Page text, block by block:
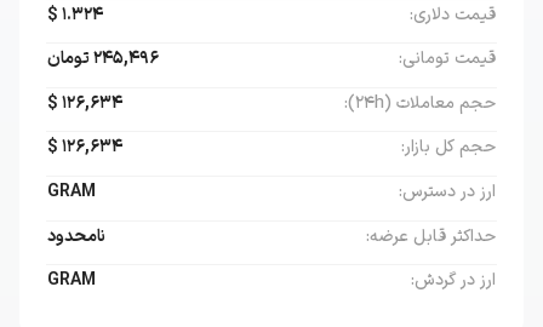
قیمت دلاری:
1.324
$
قیمت تومانی:
245,496تومان
حجم معاملات (۲۴h):
126,634
$
حجم کل بازار:
126,634
$
ارز در دسترس:
GRAM
حداکثر قابل عرضه:
نامحدود
ارز در گردش:
GRAM